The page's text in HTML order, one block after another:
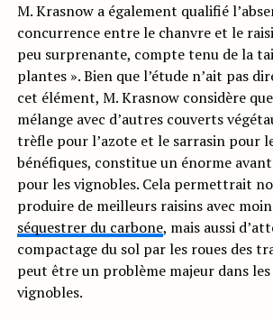
M. Krasnow a également qualifié
concurrence entre le chanvre et le
peu surprenante, compte tenu de la
plantes ». Bien que l’étude n’ait pas
cet élément, M. Krasnow considère
mélange avec d’autres couverts
trèfle pour l’azote et le sarrasin pour
bénéfiques, constitue un énorme
pour les vignobles. Cela permettrait
produire de meilleurs raisins avec
séquestrer du carbone, mais aussi
compactage du sol par les roues des
peut être un problème majeur dans les
vignobles.